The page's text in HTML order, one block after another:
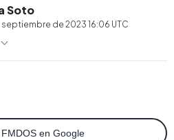
Soto
septiembre de 2023 16:06 UTC
en Google